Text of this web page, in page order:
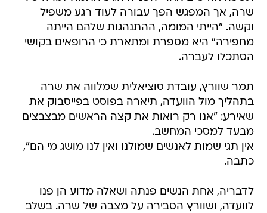
שרה, אך המפגש הפך עבורה לעוד רגע משפיל
וקשה. "הייתי המומה, ההתנהגות שלהם הייתה
מחפירה" היא מספרת ומתארת כי הרופאים בקושי
הסתכלו לעברה.
תמר שוורץ, עובדת סוציאלית שמלווה את שרה
בתהליך מול הוועדה, תיארה בפוסט בפייסבוק את
שאירע: "אנו רק רואות את קצה הראשים מבצבצים
מבעד למסכי המחשב.
אין תגי שמות לאנשים שמולנו ואין לנו מושג מי הם",
כתבה.
לדבריה, אחת הנשים פנתה ושאלה מדוע הן פנו
לוועדה, ושוורץ הסבירה על מצבה של שרה. בשלב